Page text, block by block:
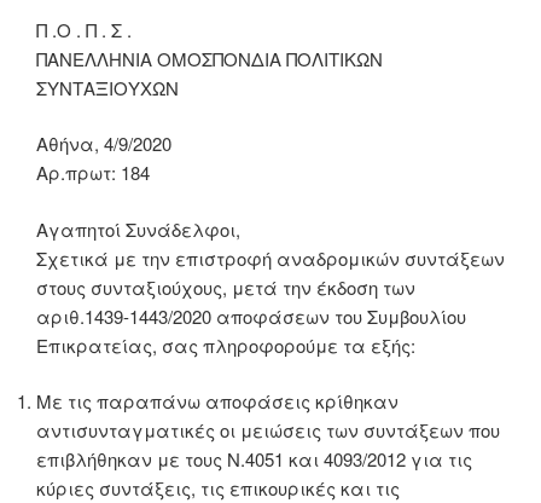
Π .Ο . Π . Σ .
ΠΑΝΕΛΛΗΝΙΑ ΟΜΟΣΠΟΝΔΙΑ ΠΟΛΙΤΙΚΩΝ
ΣΥΝΤΑΞΙΟΥΧΩΝ
Αθήνα, 4/9/2020
Αρ.πρωτ: 184
Αγαπητοί Συνάδελφοι,
Σχετικά με την επιστροφή αναδρομικών συντάξεων
στους συνταξιούχους, μετά την έκδοση των
αριθ.1439-1443/2020 αποφάσεων του Συμβουλίου
Επικρατείας, σας πληροφορούμε τα εξής:
Με τις παραπάνω αποφάσεις κρίθηκαν
αντισυνταγματικές οι μειώσεις των συντάξεων που
επιβλήθηκαν με τους Ν.4051 και 4093/2012 για τις
κύριες συντάξεις, τις επικουρικές και τις